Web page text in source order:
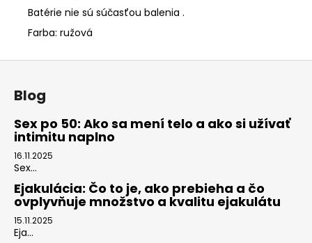
Batérie nie sú súčasťou balenia .
Farba: ružová
Z
Blog
Sex po 50: Ako sa mení telo a ako si užívať
intimitu naplno
16.11.2025
Sex...
Ejakulácia: Čo to je, ako prebieha a čo
ovplyvňuje množstvo a kvalitu ejakulátu
15.11.2025
Eja...